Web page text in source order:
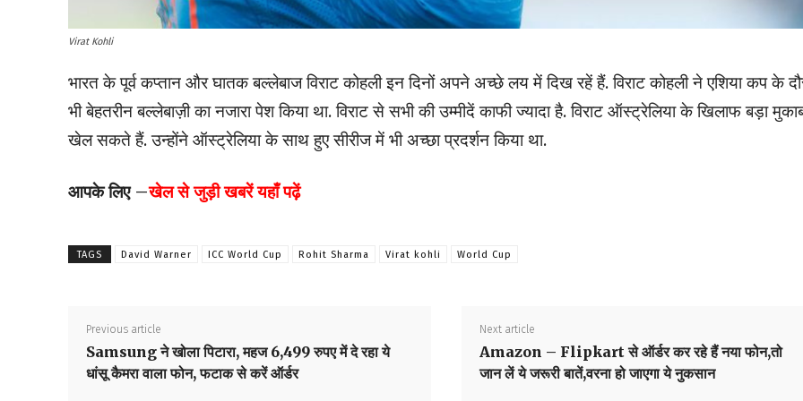
Virat Kohli
भारत के पूर्व कप्तान और घातक बल्लेबाज विराट कोहली इन दिनों अपने अच्छे लय में दिख रहें हैं. विराट कोहली ने एशिया कप के
भी बेहतरीन बल्लेबाज़ी का नजारा पेश किया था. विराट से सभी की उम्मीदें काफी ज्यादा है. विराट ऑस्ट्रेलिया के खिलाफ बड़ा
खेल सकते हैं. उन्होंने ऑस्ट्रेलिया के साथ हुए सीरीज में भी अच्छा प्रदर्शन किया था.
आपके लिए –खेल से जुड़ी खबरें यहाँ पढ़ें
TAGS David Warner ICC World Cup Rohit Sharma Virat kohli World Cup
Previous article
Samsung ने खोला पिटारा, महज 6,499 रुपए में दे रहा ये
धांसू कैमरा वाला फोन, फटाक से करें ऑर्डर
Next article
Amazon – Flipkart से ऑर्डर कर रहे हैं नया फोन,तो
जान लें ये जरूरी बातें,वरना हो जाएगा ये नुकसान